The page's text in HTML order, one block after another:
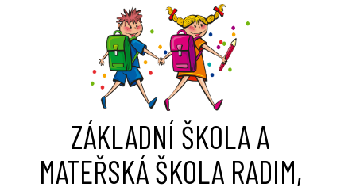
ZÁKLADNÍ ŠKOLA A
MATEŘSKÁ ŠKOLA RADIM,